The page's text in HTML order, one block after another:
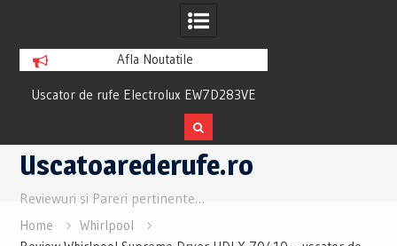
Afla Noutatile
Uscator de rufe Electrolux EW7D283VE
Review si Pareri utile
Skip
content
Uscatoarederufe.ro
Reviewuri si Pareri pertinente…
Home
Whirlpool